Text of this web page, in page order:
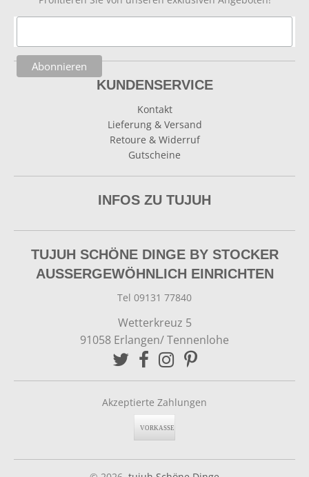
KUNDENSERVICE
Kontakt
Lieferung & Versand
Retoure & Widerruf
Gutscheine
INFOS ZU TUJUH
TUJUH SCHÖNE DINGE BY STOCKER
AUSSERGEWÖHNLICH EINRICHTEN
Tel 09131 77840
Wetterkreuz 5
91058 Erlangen/ Tennenlohe
Akzeptierte Zahlungen